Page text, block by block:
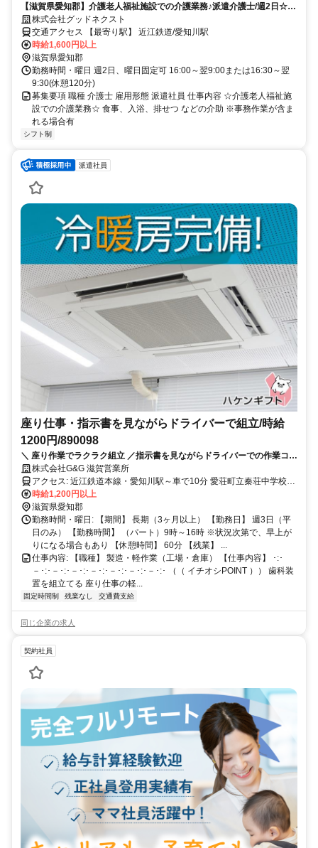
【滋賀県愛知郡】介護老人福祉施設での介護業務♪派遣介護士/週2日☆日
払い・週払い、即日スタートOK！
株式会社グッドネクスト
交通アクセス 【最寄り駅】 近江鉄道/愛知川駅
時給1,600円以上
滋賀県愛知郡
勤務時間・曜日 週2日、曜日固定可 16:00～翌9:00または16:30～翌
9:30(休憩120分)
募集要項 職種 介護士 雇用形態 派遣社員 仕事内容 ☆介護老人福祉施
設での介護業務☆ 食事、入浴、排せつ などの介助 ※事務作業が含ま
れる場合有
シフト制
派遣社員
座り仕事・指示書を見ながらドライバーで組立/時給
1200円/890098
＼ 座り作業でラクラク組立 ／指示書を見ながらドライバーでの作業コツ
コツ作業が好きな方大歓迎！
株式会社G&G 滋賀営業所
アクセス: 近江鉄道本線・愛知川駅～車で10分 愛荘町立秦荘中学校～
車で6分 車・バイク・バス通勤可 車通勤OK,バイク通勤OK,公共交通
機関で通える
時給1,200円以上
滋賀県愛知郡
勤務時間・曜日: 【期間】 長期（3ヶ月以上） 【勤務日】 週3日（平
日のみ） 【勤務時間】 （パート）9時～16時 ※状況次第で、早上が
りになる場合もあり 【休憩時間】 60分 【残業】 ...
仕事内容: 【職種】 製造・軽作業（工場・倉庫） 【仕事内容】 ･:･
－･:･－･:･－･:･－･:･－･:･－･:･－･:･ （（ イチオシPOINT ）） 歯科装
置を組立てる 座り仕事の軽...
固定時間制 残業なし 交通費支給
同じ企業の求人
契約社員